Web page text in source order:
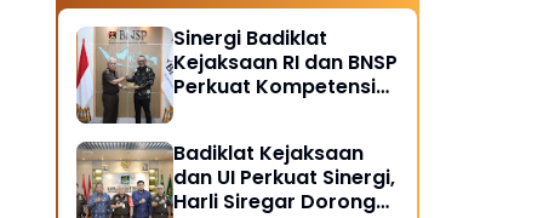
Sinergi Badiklat
Kejaksaan RI dan BNSP
Perkuat Kompetensi
Badiklat Kejaksaan
dan UI Perkuat Sinergi,
Harli Siregar Dorong